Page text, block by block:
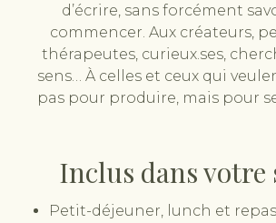
d’écrire, sans forcément
commencer. Aux créateurs,
thérapeutes, curieux.ses,
sens… À celles et ceux qui
pas pour produire, mais pour
Inclus dans votre
Petit-déjeuner, lunch et